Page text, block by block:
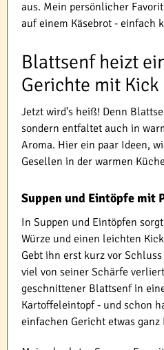
aus. Mein persönlicher
auf einem Käsebrot - einfach
Blattsenf heizt
Gerichte mit Kick
Jetzt wird's heiß! Denn
sondern entfaltet auch in
Aroma. Hier ein paar Ideen,
Gesellen in der warmen
Suppen und Eintöpfe mit
In Suppen und Eintöpfen
Würze und einen leichten
Gebt ihn erst kurz vor
viel von seiner Schärfe
geschnittener Blattsenf in
Kartoffeleintopf - und schon
einfachen Gericht etwas ganz